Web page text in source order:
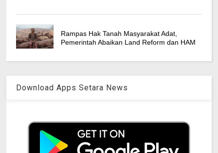
Rampas Hak Tanah Masyarakat Adat,
Pemerintah Abaikan Land Reform dan HAM
Download Apps Setara News